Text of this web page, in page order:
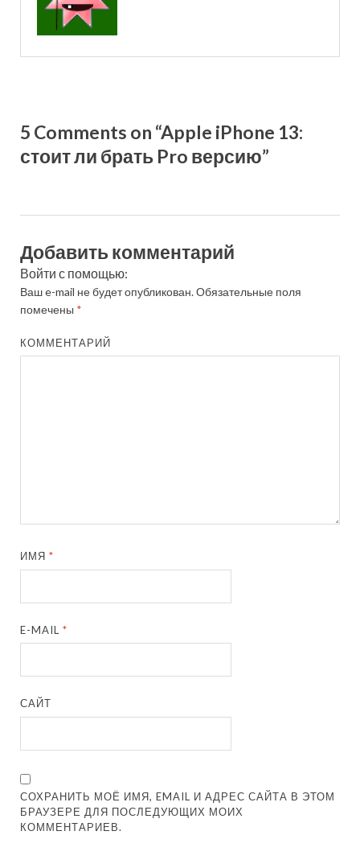
5 Comments on “Apple iPhone 13:
стоит ли брать Pro версию”
Добавить комментарий
Войти с помощью:
Ваш e-mail не будет опубликован.Обязательные поля
помечены *
КОММЕНТАРИЙ
ИМЯ*
E-MAIL*
САЙТ
СОХРАНИТЬ МОЁ ИМЯ, EMAIL И АДРЕС САЙТА В ЭТОМ
БРАУЗЕРЕ ДЛЯ ПОСЛЕДУЮЩИХ МОИХ
КОММЕНТАРИЕВ.